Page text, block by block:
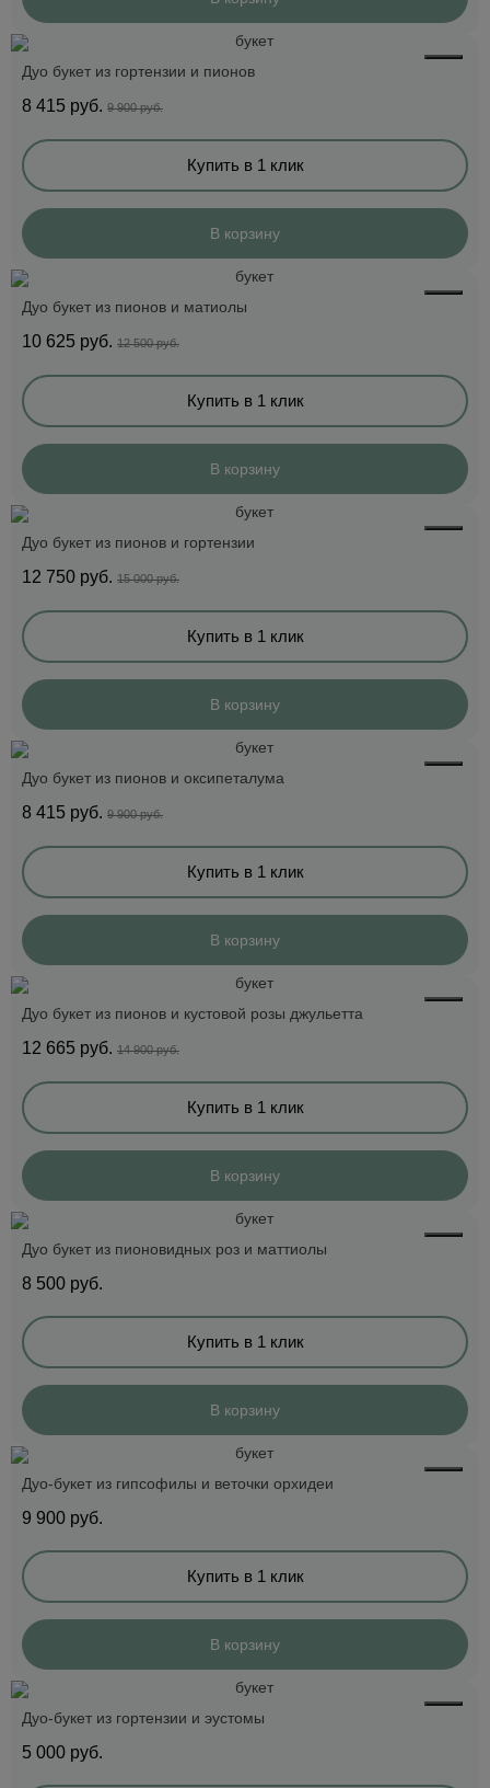
Дуо букет из гортензии и пионов
8 415 руб. 9 900 руб.
Купить в 1 клик
В корзину
Дуо букет из пионов и матиолы
10 625 руб. 12 500 руб.
Купить в 1 клик
В корзину
Дуо букет из пионов и гортензии
12 750 руб. 15 000 руб.
Купить в 1 клик
В корзину
Дуо букет из пионов и оксипеталума
8 415 руб. 9 900 руб.
Купить в 1 клик
В корзину
Дуо букет из пионов и кустовой розы джульетта
12 665 руб. 14 900 руб.
Купить в 1 клик
В корзину
Дуо букет из пионовидных роз и маттиолы
8 500 руб.
Купить в 1 клик
В корзину
Дуо-букет из гипсофилы и веточки орхидеи
9 900 руб.
Купить в 1 клик
В корзину
Дуо-букет из гортензии и эустомы
5 000 руб.